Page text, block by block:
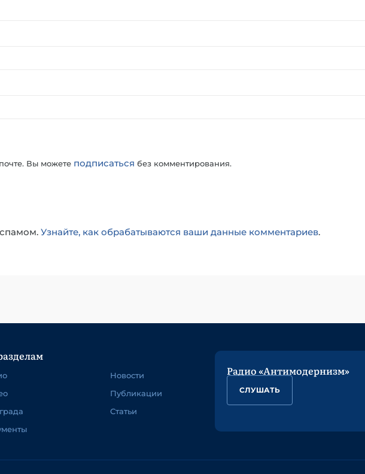
Вы можете подписаться без комментирования.
Узнайте, как обрабатываются ваши данные комментариев.
Новости
Публикации
Статьи
Радио «Антимодернизм»
СЛУШАТЬ